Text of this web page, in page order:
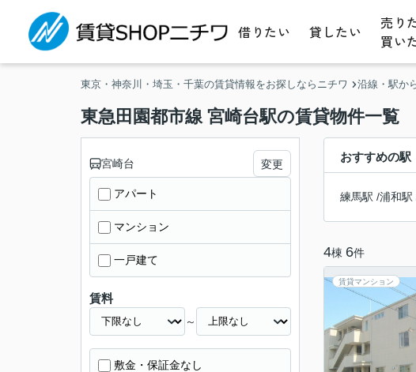
借りたい 貸したい
売り
買い
東京・神奈川・埼玉・千葉の賃貸情報をお探しならニチワ 沿線・駅か
東急田園都市線 宮崎台駅の賃貸物件一覧
おすすめの駅
練馬駅 /浦和駅
4棟 6件
賃貸マンション
宮崎台 変更
アパート
マンション
一戸建て
賃料
～
敷金・保証金なし